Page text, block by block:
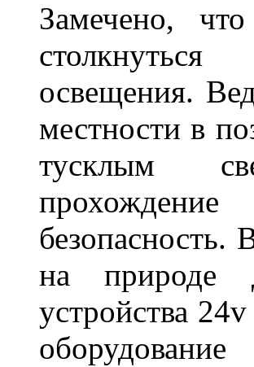
Замечено,
освещения.
местности в
тусклым
безопасность.
на природе
устройства
оборудование